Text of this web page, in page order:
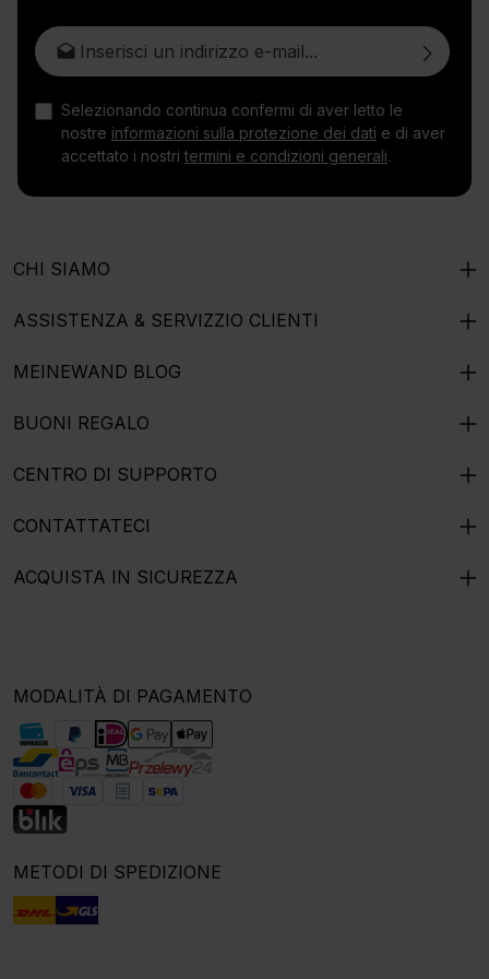
Indirizzo e-mail*
Selezionando continua confermi di aver letto le
nostre informazioni sulla protezione dei dati e di aver
accettato i nostri termini e condizioni generali.
CHI SIAMO
ASSISTENZA & SERVIZZIO CLIENTI
MEINEWAND BLOG
BUONI REGALO
CENTRO DI SUPPORTO
CONTATTATECI
ACQUISTA IN SICUREZZA
MODALITÀ DI PAGAMENTO
METODI DI SPEDIZIONE